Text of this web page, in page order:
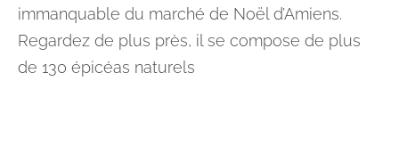
immanquable du marché de Noël d’Amiens.
Regardez de plus près, il se compose de plus
de 130 épicéas naturels